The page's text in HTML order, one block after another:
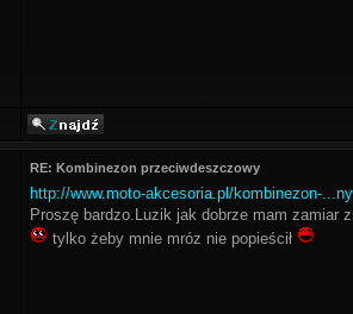
RE: Kombinezon przeciwdeszczowy
http://www.moto-akcesoria.pl/kombinezon-
Proszę bardzo.Luzik jak dobrze mam zamiar
tylko żeby mnie mróz nie popieścił